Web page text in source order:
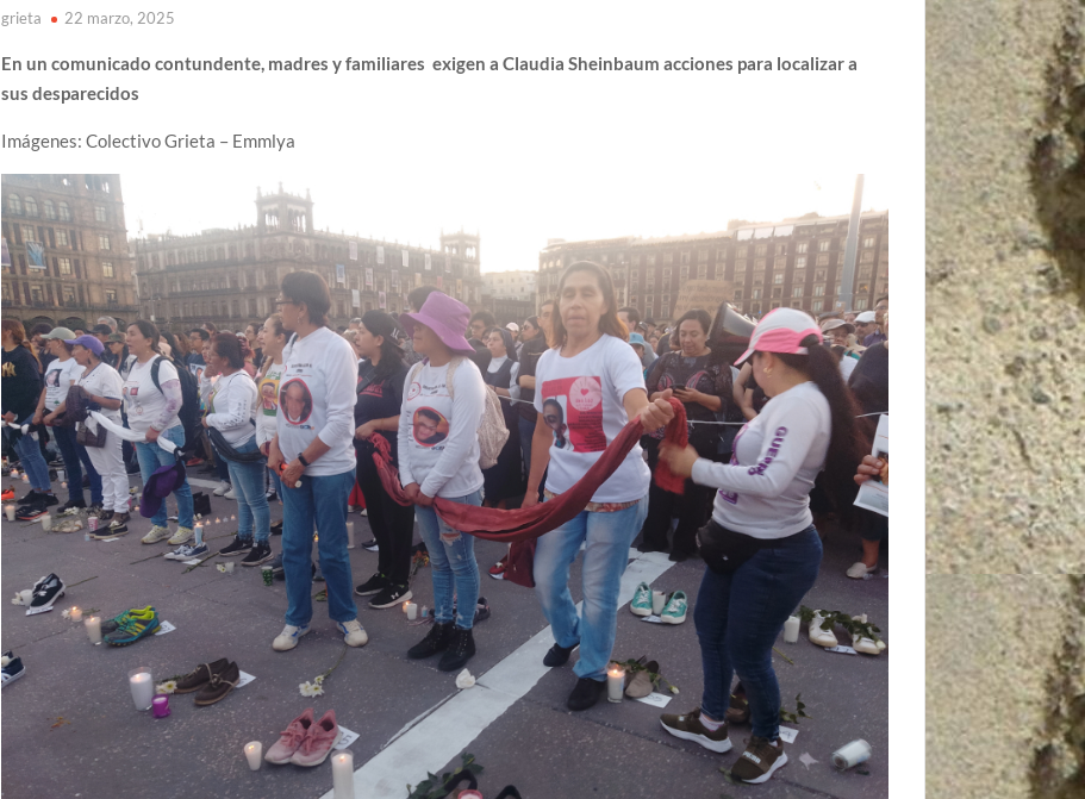
grieta 22 marzo, 2025
En un comunicado contundente, madres y familiares exigen a Claudia Sheinbaum acciones para localizar a
sus desparecidos
Imágenes: Colectivo Grieta – Emmlya